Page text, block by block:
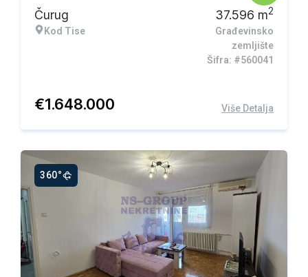
Čurug
Kod Tise
37.596 m2
Građevinsko
zemljište
Šifra: #560041
€1.648.000 Više Detalja
360°